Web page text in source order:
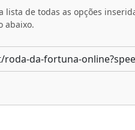
lista de todas as opções
abaixo.